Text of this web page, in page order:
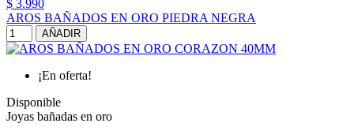
$ 3.990
AROS BAÑADOS EN ORO PIEDRA NEGRA
AÑADIR
¡En oferta!
Disponible
Joyas bañadas en oro